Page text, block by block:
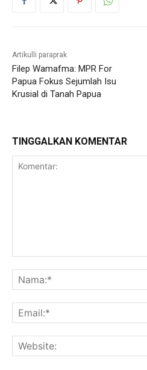
Artikulli paraprak
Filep Wamafma: MPR For
Papua Fokus Sejumlah Isu
Krusial di Tanah Papua
TINGGALKAN KOMENTAR